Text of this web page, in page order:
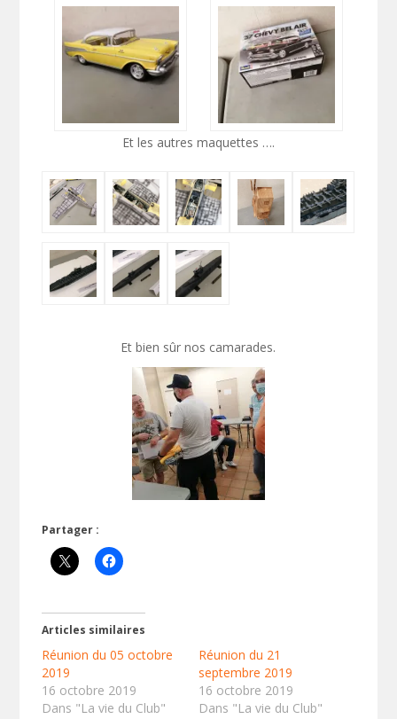
Et les autres maquettes ….
Et bien sûr nos camarades.
Partager :
Articles similaires
Réunion du 05 octobre
2019
16 octobre 2019
Dans "La vie du Club"
Réunion du 21
septembre 2019
16 octobre 2019
Dans "La vie du Club"